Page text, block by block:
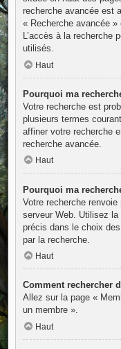
recherche avancée est
« Recherche avancée
L’accès à la recherche
utilisés.
Haut
Pourquoi ma
Votre recherche est
plusieurs termes
affiner votre recherche
recherche avancée.
Haut
Pourquoi ma
Votre recherche
serveur Web. Utilisez
précis dans le choix
par la recherche.
Haut
Comment rechercher
Allez sur la page «
un membre ».
Haut